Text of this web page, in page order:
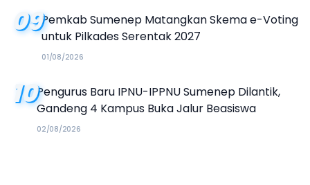
09Pemkab Sumenep Matangkan Skema e-Voting
untuk Pilkades Serentak 2027
01/08/2026
10Pengurus Baru IPNU-IPPNU Sumenep Dilantik,
Gandeng 4 Kampus Buka Jalur Beasiswa
02/08/2026